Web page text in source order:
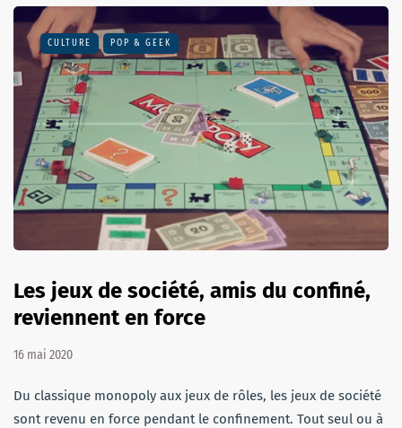
CULTURE POP & GEEK
Les jeux de société, amis du confiné,
reviennent en force
16 mai 2020
Du classique monopoly aux jeux de rôles, les jeux de société
sont revenu en force pendant le confinement. Tout seul ou à